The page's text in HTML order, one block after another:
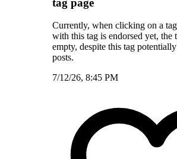
Currently, when clicking on a
with this tag is endorsed yet, the
empty, despite this tag
posts.
7/12/26, 8:45 PM